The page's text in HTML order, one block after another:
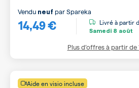
14,49 €
Vendu neuf parSpareka
Livré à partir
Samedi 8 août
Plus d’offres à partir de
Aide en visio incluse